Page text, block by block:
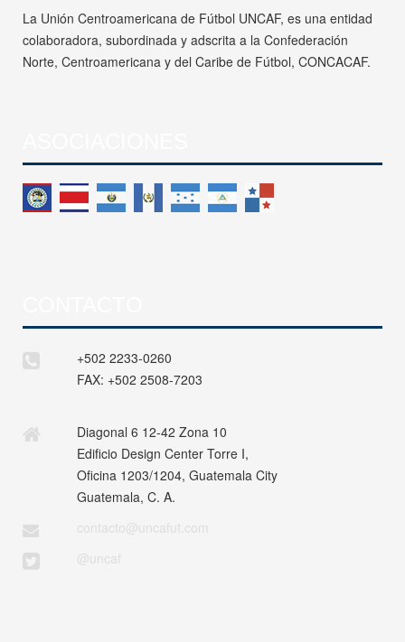
La Unión Centroamericana de Fútbol UNCAF, es una entidad
colaboradora, subordinada y adscrita a la Confederación
Norte, Centroamericana y del Caribe de Fútbol, CONCACAF.
+502 2233-0260
FAX: +502 2508-7203
Diagonal 6 12-42 Zona 10
Edificio Design Center Torre I,
Oficina 1203/1204, Guatemala City
Guatemala, C. A.
contacto@uncafut.com
@uncaf